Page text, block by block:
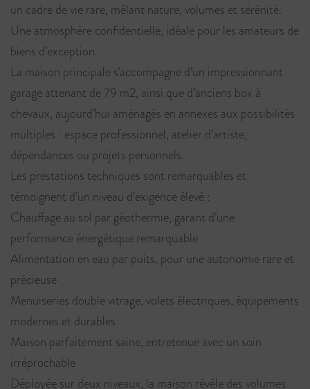
un cadre de vie rare, mêlant nature, volumes et sérénité.
Une atmosphère confidentielle, idéale pour les amateurs de
biens d’exception.
La maison principale s’accompagne d’un impressionnant
garage attenant de 79 m2, ainsi que d’anciens box à
chevaux, aujourd’hui aménagés en annexes aux possibilités
multiples : espace professionnel, atelier d’artiste,
dépendances ou projets personnels.
Les prestations techniques sont remarquables et
témoignent d’un niveau d’exigence élevé :
Chauffage au sol par géothermie, garant d’une
performance énergétique remarquable
Alimentation en eau par puits, pour une autonomie rare et
précieuse
Menuiseries double vitrage, volets électriques, équipements
modernes et durables
Maison parfaitement saine, entretenue avec un soin
irréprochable
Déployée sur deux niveaux, la maison révèle des volumes